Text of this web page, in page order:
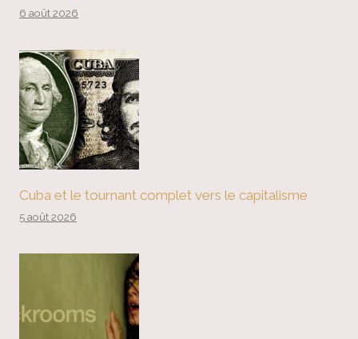
6 août 2026
Cuba et le tournant complet vers le capitalisme
5 août 2026